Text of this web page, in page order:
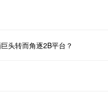
头转而角逐2B平台？